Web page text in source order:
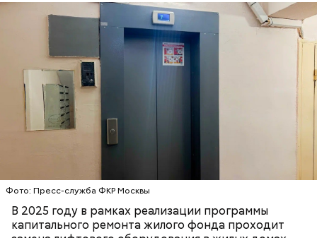
Фото: Пресс-служба ФКР Москвы
В 2025 году в рамках реализации программы
капитального ремонта жилого фонда проходит
Три лифта были заменены на объекте ранее. В
текущем, 2025 году, мастера установили новые
пассажирские подъемники в рамках программы
капитального ремонта в оставшихся трех
В новых лифтах установлены двери со встроенной
современной системой безопасности в виде
инфракрасного контроля по всей высоте проема,
который не дает створкам закрыться, если в
проеме оказался какой-то объект. Для удобства
кнопки в новых кабинах оборудованы шрифтом
Брайля, а на встроенном табло высвечивается
номер этажа и направление движения. Кабины
также оснащаются приказной панелью с речевым
ЛИФТЫ ДОМА МОСКВА